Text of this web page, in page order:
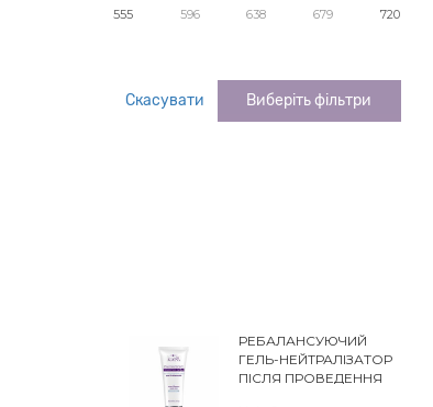
555 596 638 679 720
Скасувати Виберіть фільтри
РЕБАЛАНСУЮЧИЙ
ГЕЛЬ-НЕЙТРАЛІЗАТОР
ПІСЛЯ ПРОВЕДЕННЯ